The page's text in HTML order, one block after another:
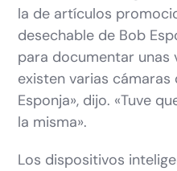
la de artículos
desechable de Bob
para documentar unas
existen varias
Esponja», dijo. «Tuve
la misma».
Los dispositivos